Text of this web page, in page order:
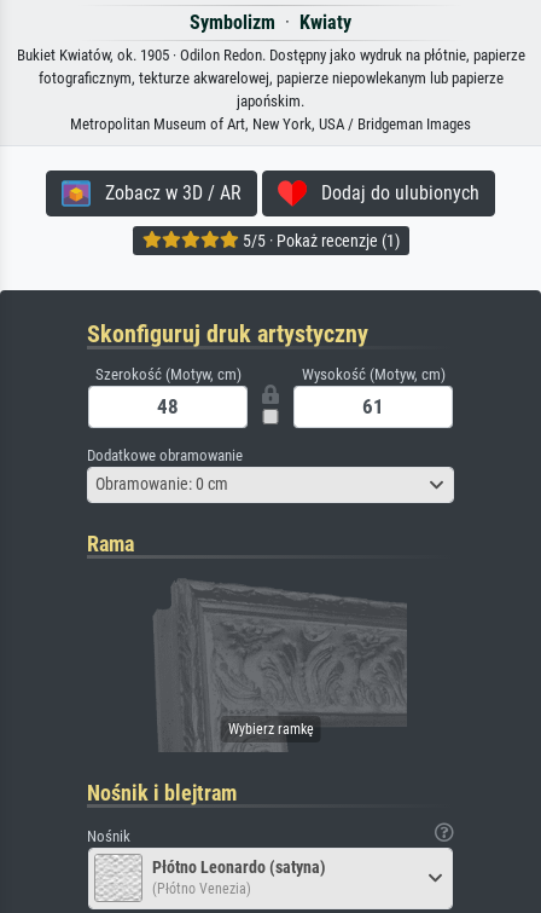
Symbolizm · Kwiaty
Bukiet Kwiatów, ok. 1905 · Odilon Redon. Dostępny jako wydruk na płótnie, papierze
fotograficznym, tekturze akwarelowej, papierze niepowlekanym lub papierze
japońskim.
Metropolitan Museum of Art, New York, USA / Bridgeman Images
Zobacz w 3D / AR Dodaj do ulubionych
5/5 · Pokaż recenzje (1)
Skonfiguruj druk artystyczny
Szerokość (Motyw, cm) Wysokość (Motyw, cm)
Dodatkowe obramowanie
Obramowanie: 0 cm
Rama
Nośnik i blejtram
Nośnik
Płótno Leonardo (satyna)
(Płótno Venezia)